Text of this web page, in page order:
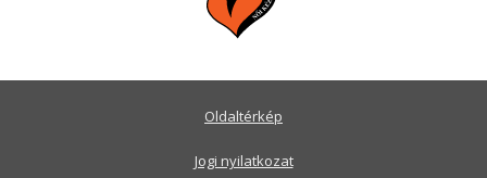
Oldaltérkép
Jogi nyilatkozat